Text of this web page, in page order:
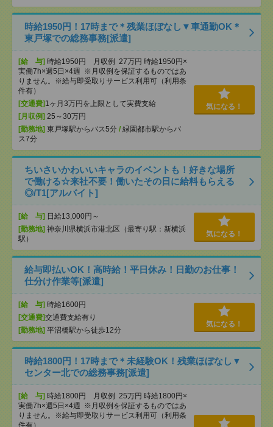
時給1950円！17時まで＊残業ほぼなし▼車通勤OK＊
東戸塚での総務事務[派遣]
[給 与] 時給1950円 月収例 27万円 時給1950円×
実働7h×週5日×4週 ※月収例を保証するものではあ
りません。※給与即受取りサービス利用可（利用条
件有）
[交通費] 1ヶ月3万円を上限として実費支給
[月収例] 25～30万円
[勤務地] 東戸塚駅からバス5分 / 緑園都市駅からバ
ス7分
気になる！
ちいさいかわいいキャラのイベントも！好きな場所
で働ける☆来社不要！働いたその日に給料もらえる
◎/T1[アルバイト]
[給 与] 日給13,000円～
[勤務地] 神奈川県横浜市港北区（最寄り駅：新横浜
駅）
気になる！
給与即払いOK！高時給！平日休み！日勤のお仕事！
仕分け作業等[派遣]
[給 与] 時給1600円
[交通費]交通費支給有り
[勤務地] 平沼橋駅から徒歩12分
気になる！
時給1800円！17時まで＊未経験OK！残業ほぼなし▼
センター北での総務事務[派遣]
[給 与] 時給1800円 月収例 25万円 時給1800円×
実働7h×週5日×4週 ※月収例を保証するものではあ
りません。※給与即受取りサービス利用可（利用条
件有）